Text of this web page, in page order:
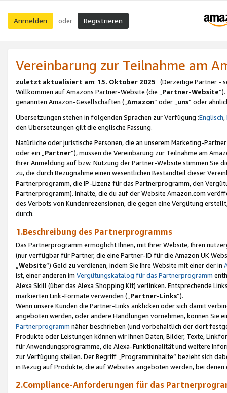
Anmelden oder Registrieren
Vereinbarung zur Teilnahme am
zuletzt aktualisiert am: 15. Oktober 2025 (Derzeitige Partner -
Willkommen auf Amazons Partner-Website (die „Partner-Website
genannten Amazon-Gesellschaften („Amazon“ oder „uns“ oder
Übersetzungen stehen in folgenden Sprachen zur Verfügung :Englisch,
den Übersetzungen gilt die englische Fassung.
Natürliche oder juristische Personen, die an unserem Marketing-
oder ein „Partner“), müssen die Vereinbarung zur Teilnahme am
Ihrer Anmeldung auf bzw. Nutzung der Partner-Website stimmen Sie
zu, die durch Bezugnahme einen wesentlichen Bestandteil dieser
Partnerprogramm, die IP-Lizenz für das Partnerprogramm, den
Partnerprogramm). Inhalte, die du auf der Website Amazon.com
des Verbots von Kundenrezensionen, die gegen eine Vergütung
durch.
1.Beschreibung des Partnerprogramms
Das Partnerprogramm ermöglicht Ihnen, mit Ihrer Website, Ihren
(nur verfügbar für Partner, die eine Partner-ID für die Amazon UK
Website“) Geld zu verdienen, indem Sie Ihre Website mit einer der in
ist, einer anderen im Vergütungskatalog für das Partnerprogramm
Alexa Skill (über das Alexa Shopping Kit) verlinken. Entsprechende
markierten Link-Formate verwenden („ Partner-Links“).
Wenn unsere Kunden die Partner-Links anklicken oder sich damit
angeboten werden, oder andere Handlungen vornehmen, können Sie
Partnerprogramm näher beschrieben (und vorbehaltlich der dort
Produkte oder Leistungen können wir Ihnen Daten, Bilder, Texte,
für Anwendungsprogramme, die Alexa-Funktionalität und weitere
zur Verfügung stellen. Der Begriff „Programminhalte“ bezieht sich
in Bezug auf Produkte, die auf Websites angeboten werden, bei
2.Compliance-Anforderungen für das